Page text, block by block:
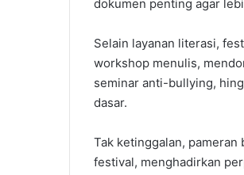
dokumen penting agar
Selain layanan literasi,
workshop menulis,
seminar anti-bullying,
dasar.
Tak ketinggalan, pameran
festival, menghadirkan